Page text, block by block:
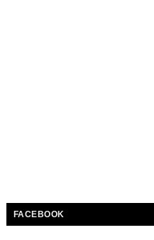
FACEBOOK